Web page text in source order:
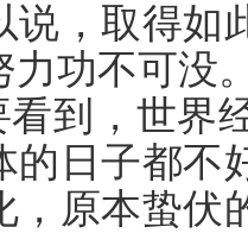
说，取得如
力功不可没
看到，世界
的日子都不
，原本蛰伏